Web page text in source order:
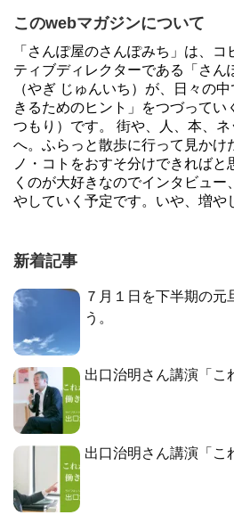
このwebマガジンについて
「さんぽ屋のさんぽみち」は、コ
ティブディレクターである「さん
（やぎ じゅんいち）が、日々の
きるためのヒント」をつづってい
つもり）です。 街や、人、本、
へ。ふらっと散歩に行って見かけ
ノ・コトをおすそ分けできればと
くのが大好きなのでインタビュー
やしていく予定です。いや、増や
新着記事
７月１日を下半期の元
う。
出口治明さん講演「こ
出口治明さん講演「こ